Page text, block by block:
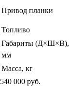
Привод планки
Топливо
Габариты (Д×Ш×В),
мм
Масса, кг
540 000 руб.